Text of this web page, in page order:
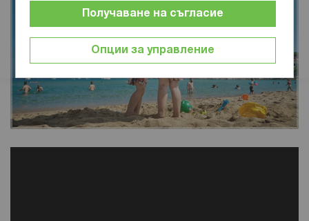
Опции за управление
Получаване на съгласие